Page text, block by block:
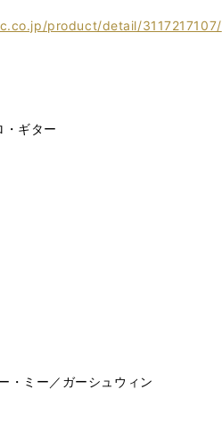
product/detail/3117217107/
ギター
・ミー／ガーシュウィン